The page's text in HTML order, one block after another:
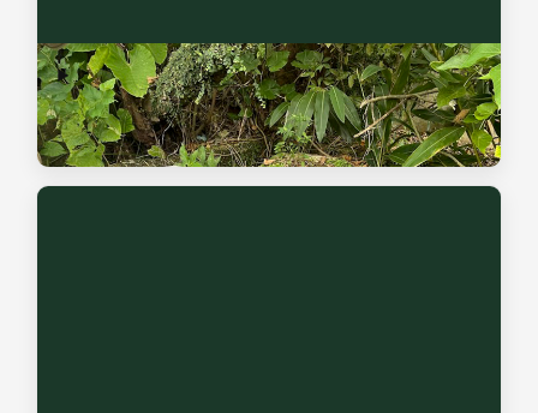
無縁墓の調査
土地内にある身元不明のお墓（無縁墓）の調査から、改葬に
向けた行政手続き・お骨の整理まで対応いたします。